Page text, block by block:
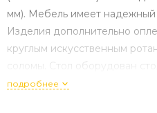
мм). Мебель имеет надежный
Изделия дополнительно
круглым искусственным
соломы. Стол оборудован
которой не страшна горячая
подробнее